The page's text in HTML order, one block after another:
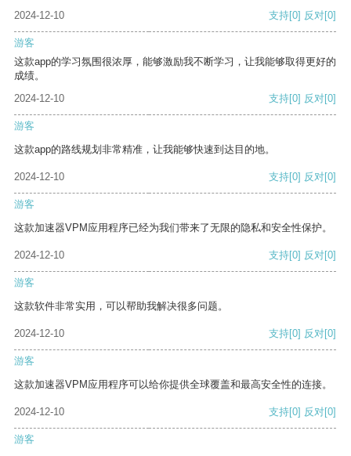
2024-12-10
支持[0] 反对[0]
游客
这款app的学习氛围很浓厚，能够激励我不断学习，让我能够取得更好的
成绩。
2024-12-10
支持[0] 反对[0]
游客
这款app的路线规划非常精准，让我能够快速到达目的地。
2024-12-10 支持[0] 反对[0]
游客
这款加速器VPM应用程序已经为我们带来了无限的隐私和安全性保护。
2024-12-10 支持[0] 反对[0]
游客
这款软件非常实用，可以帮助我解决很多问题。
2024-12-10 支持[0] 反对[0]
游客
这款加速器VPM应用程序可以给你提供全球覆盖和最高安全性的连接。
2024-12-10 支持[0] 反对[0]
游客